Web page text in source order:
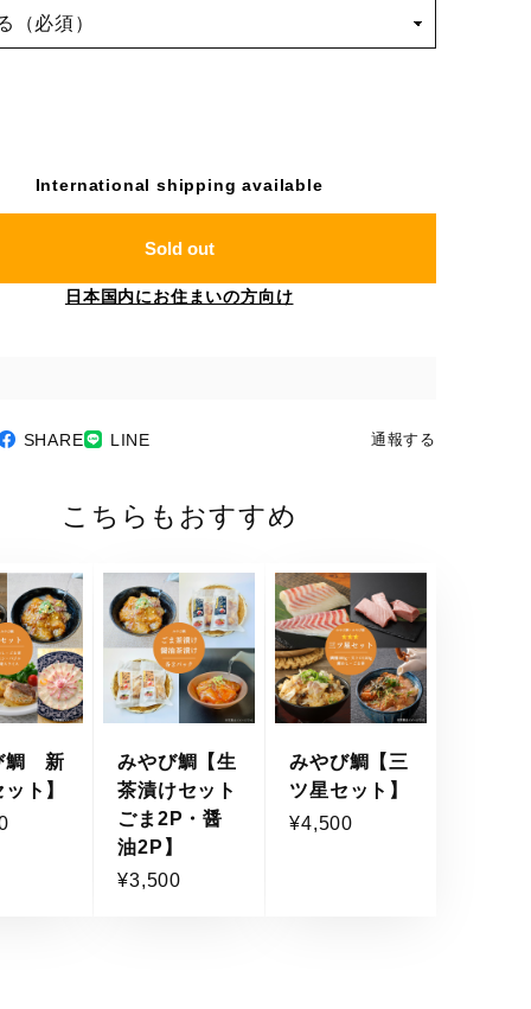
International shipping available
Sold out
日本国内にお住まいの方向け
SHARE LINE 通報する
こちらもおすすめ
鯛 新
ト】
みやび鯛【生
茶漬けセット
ごま2P・醤
油2P】
¥3,500
みやび鯛【三
ツ星セット】
¥4,500